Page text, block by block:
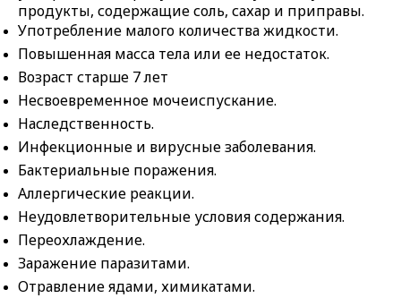
продукты, содержащие соль, сахар и приправы.
Употребление малого количества жидкости.
Повышенная масса тела или ее недостаток.
Возраст старше 7 лет
Несвоевременное мочеиспускание.
Наследственность.
Инфекционные и вирусные заболевания.
Бактериальные поражения.
Аллергические реакции.
Неудовлетворительные условия содержания.
Переохлаждение.
Заражение паразитами.
Отравление ядами, химикатами.